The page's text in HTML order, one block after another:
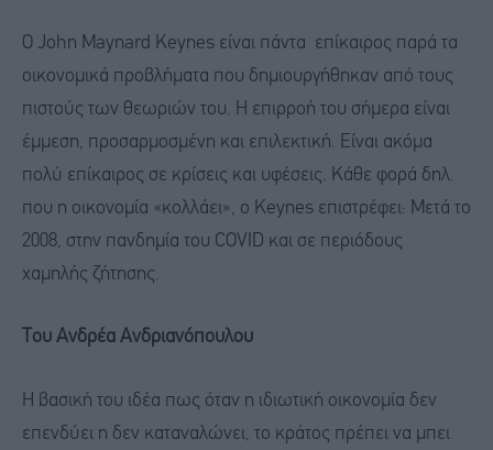
Ο John Maynard Keynes είναι πάντα επίκαιρος παρά τα
οικονομικά προβλήματα που δημιουργήθηκαν από τους
πιστούς των θεωριών του. Η επιρροή του σήμερα είναι
έμμεση, προσαρμοσμένη και επιλεκτική. Είναι ακόμα
πολύ επίκαιρος σε κρίσεις και υφέσεις. Κάθε φορά δηλ.
που η οικονομία «κολλάει», ο Keynes επιστρέφει: Μετά το
2008, στην πανδημία του COVID και σε περιόδους
χαμηλής ζήτησης.
Του Ανδρέα Ανδριανόπουλου
Η βασική του ιδέα πως όταν η ιδιωτική οικονομία δεν
επενδύει η δεν καταναλώνει, το κράτος πρέπει να μπει